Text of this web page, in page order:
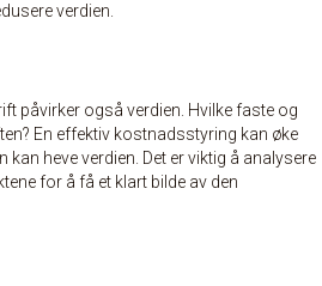
verdien.
påvirker også verdien. Hvilke faste og
En effektiv kostnadsstyring kan øke
heve verdien. Det er viktig å analysere
for å få et klart bilde av den